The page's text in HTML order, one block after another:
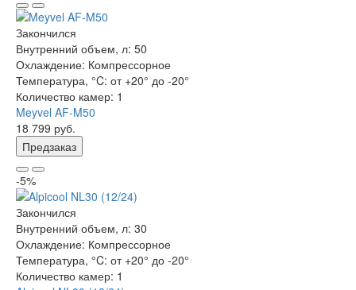
Закончился
Внутренний объем, л: 50
Охлаждение: Компрессорное
Температура, °C: от +20° до -20°
Количество камер: 1
Meyvel AF-M50
18 799 руб.
Предзаказ
-5%
Закончился
Внутренний объем, л: 30
Охлаждение: Компрессорное
Температура, °C: от +20° до -20°
Количество камер: 1